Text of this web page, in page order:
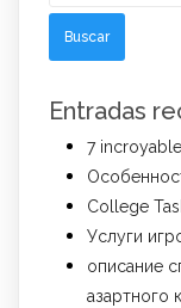
Entradas
7
College
Услуги
описание
азартного